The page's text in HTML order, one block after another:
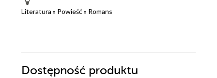
Literatura » Powieść » Romans
Dostępność produktu